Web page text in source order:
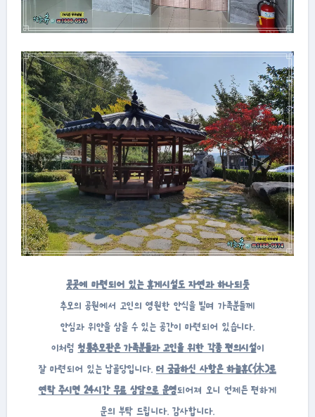
곳곳에 마련되어 있는 휴게시설도 자연과 하나되듯
추모의 공원에서 고인의 영원한 안식을 빌며 가족분들께
안심과 위안을 삼을 수 있는 공간이 마련되어 있습니다.
이처럼 청통추모관은 가족분들과 고인을 위한 각종 편의시설이
잘 마련되어 있는 납골당입니다. 더 궁금하신 사항은 하늘휴(休)로
연락 주시면 24시간 무료 상담으로 운영되어져 오니 언제든 편하게
문의 부탁 드립니다. 감사합니다.